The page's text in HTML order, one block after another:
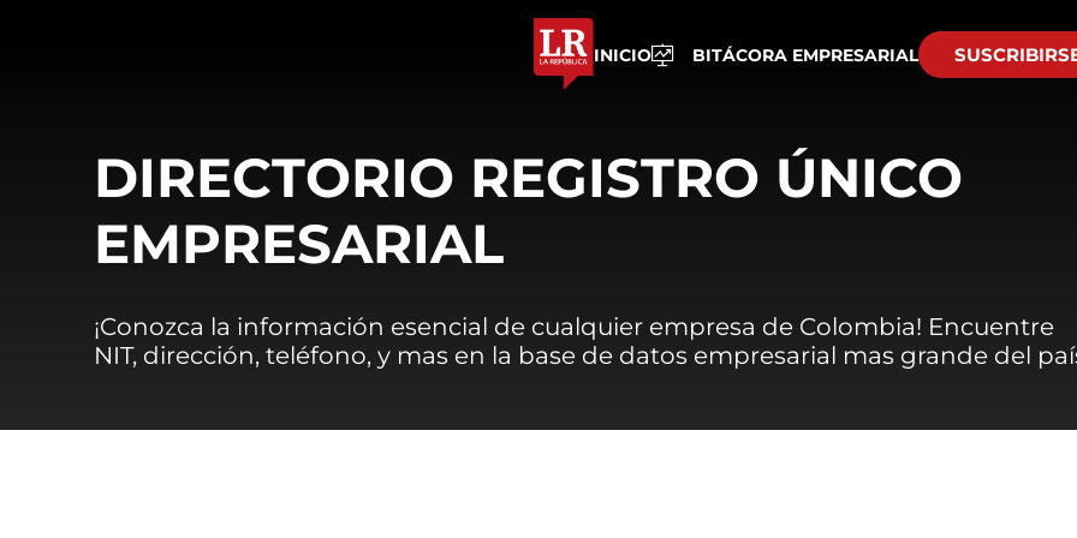
INICIO BITÁCORA EMPRESARIAL
DIRECTORIO REGISTRO ÚNICO
EMPRESARIAL
¡Conozca la información esencial de cualquier empresa de Colombia! Encuentre
NIT, dirección, teléfono, y mas en la base de datos empresarial mas grande del